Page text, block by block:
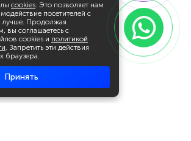
cookies. Это позволяет нам
посетителей с
лучше. Продолжая
вы соглашаетесь с
cookies и политикой
. Запретить эти действия
браузера.
Принять